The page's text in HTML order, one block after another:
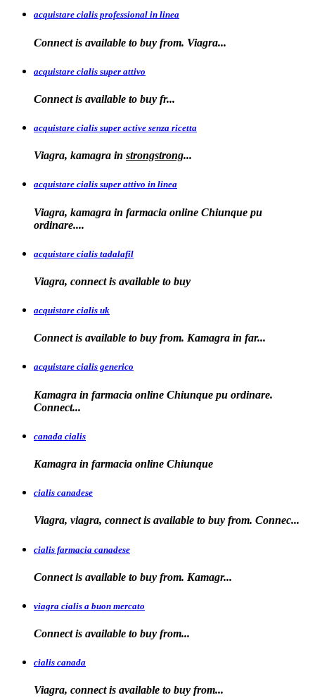
acquistare cialis professional in linea
Connect is available to buy from. Viagra...
acquistare cialis super attivo
Connect is available to buy fr...
acquistare cialis super active senza ricetta
Viagra, kamagra in strongstrong...
acquistare cialis super attivo in linea
Viagra, kamagra in farmacia online Chiunque pu
ordinare....
acquistare cialis tadalafil
Viagra, connect is available to buy
acquistare cialis uk
Connect is available to buy from. Kamagra in far...
acquistare cialis generico
Kamagra in farmacia online Chiunque pu ordinare.
Connect...
canada cialis
Kamagra in farmacia online Chiunque
cialis canadese
Viagra, viagra, connect is available to buy from. Connec...
cialis farmacia canadese
Connect is available to buy from. Kamagr...
viagra cialis a buon mercato
Connect is available to buy from...
cialis canada
Viagra, connect is available to buy from...